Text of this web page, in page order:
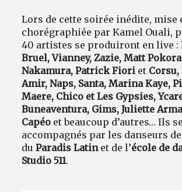
Lors de cette soirée inédite, mise
chorégraphiée par Kamel Ouali,
40 artistes se produiront en live :
Bruel, Vianney, Zazie, Matt
Nakamura, Patrick Fiori et
Amir, Naps, Santa, Marina Kaye,
Maere, Chico et Les Gypsies,
Buneaventura, Gims, Juliette
Capéo et beaucoup d’autres… Ils
accompagnés par les danseurs
duParadis Latinet de l’école de
Studio 511.